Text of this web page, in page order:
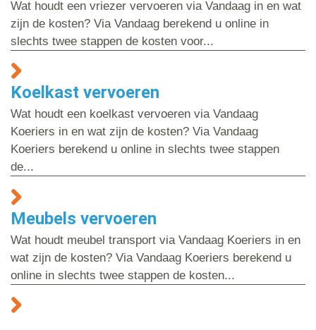
Wat houdt een vriezer vervoeren via Vandaag in en wat
zijn de kosten? Via Vandaag berekend u online in
slechts twee stappen de kosten voor...
Koelkast vervoeren
Wat houdt een koelkast vervoeren via Vandaag
Koeriers in en wat zijn de kosten? Via Vandaag
Koeriers berekend u online in slechts twee stappen
de...
Meubels vervoeren
Wat houdt meubel transport via Vandaag Koeriers in en
wat zijn de kosten? Via Vandaag Koeriers berekend u
online in slechts twee stappen de kosten...